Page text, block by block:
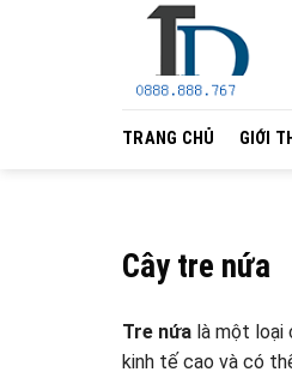
TRANG CHỦ GIỚI
Cây tre nứa
Tre nứa là một loại
kinh tế cao và có